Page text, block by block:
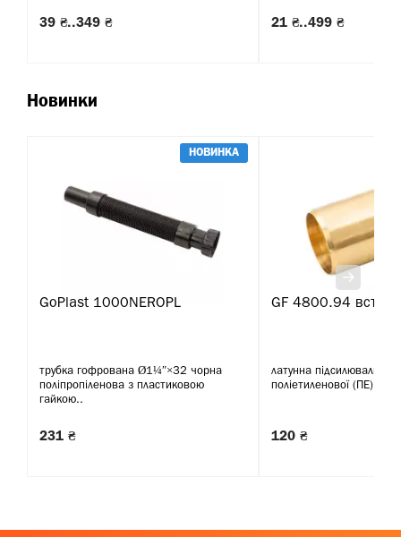
39 ₴..349 ₴ 21 ₴..499 ₴
Новинки
НОВИНКА
GoPlast 1000NEROPL
трубка гофрована Ø1¼″×32 чорна
поліпропіленова з пластиковою
гайкою..
231 ₴
GF 4800.94
латунна підсилювальна
поліетиленової (ПЕ)
120 ₴